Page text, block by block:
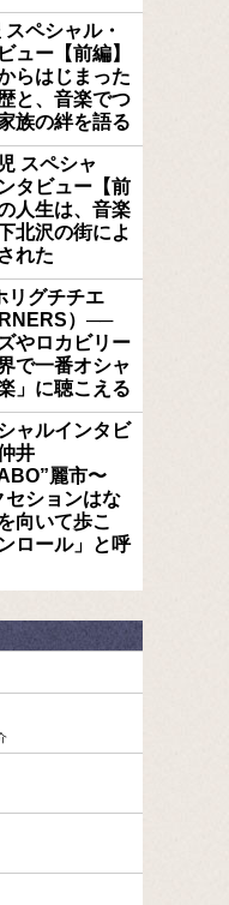
ペシャル・
ュー【前編】
らはじまった
と、音楽でつ
族の絆を語る
スペシャ
タビュー【前
人生は、音楽
北沢の街によ
れた
リグチチエ
）──
やロカビリー
で一番オシャ
」に聴こえる
ャルインタビ
井
麗市〜
セションはな
向いて歩こ
ロール」と呼